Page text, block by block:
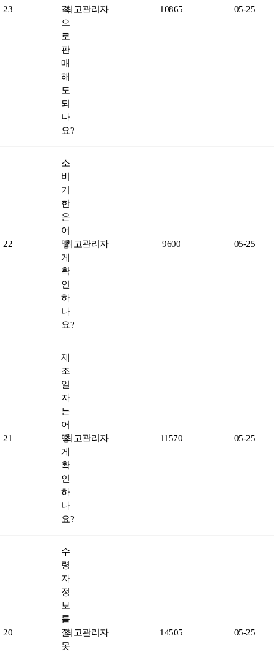
23
격
으
로
판
매
해
도
되
나
요?
최고관리자 10865 05-25
22
소
비
기
한
은
어
떻
게
확
인
하
나
요?
최고관리자 9600 05-25
21
제
조
일
자
는
어
떻
게
확
인
하
나
요?
최고관리자 11570 05-25
20
수
령
자
정
보
를
잘
못
최고관리자 14505 05-25